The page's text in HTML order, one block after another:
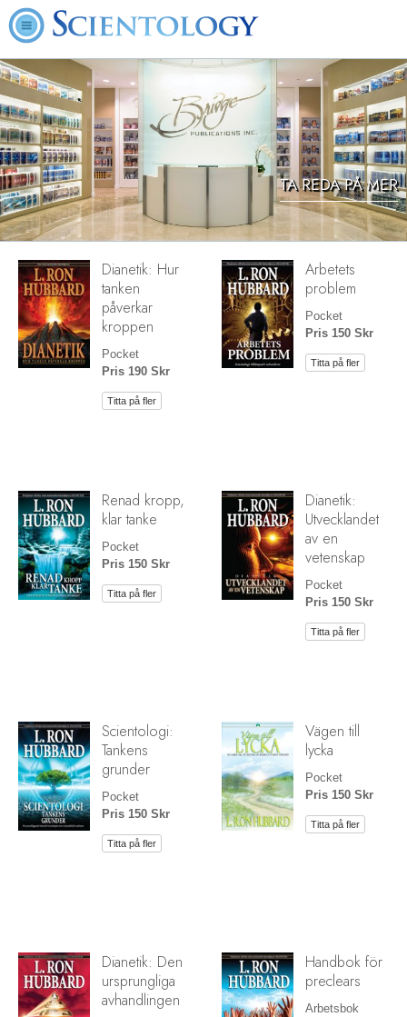
TA REDA PÅ MER
Dianetik: Hur
tanken
påverkar
kroppen
Pocket
Pris 190 Skr
Titta på fler
Arbetets
problem
Pocket
Pris 150 Skr
Titta på fler
Renad kropp,
klar tanke
Pocket
Pris 150 Skr
Titta på fler
Dianetik:
Utvecklandet
av en
vetenskap
Pocket
Pris 150 Skr
Titta på fler
Scientologi:
Tankens
grunder
Pocket
Pris 150 Skr
Titta på fler
Vägen till
lycka
Pocket
Pris 150 Skr
Titta på fler
Dianetik: Den
ursprungliga
avhandlingen
Handbok för
preclears
Arbetsbok